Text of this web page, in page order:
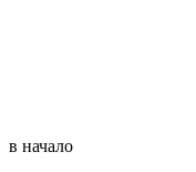
в начало